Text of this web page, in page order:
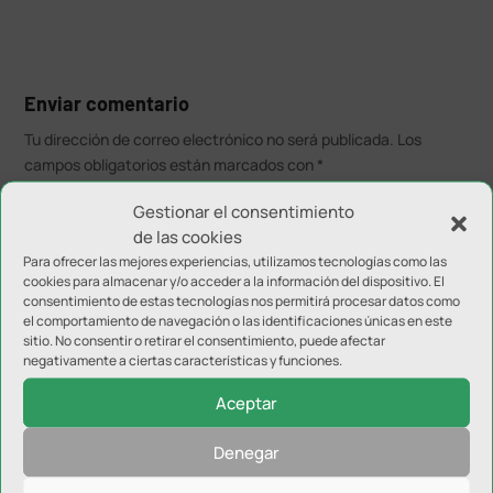
Gestionar el consentimiento
de las cookies
Para ofrecer las mejores experiencias, utilizamos tecnologías como las
cookies para almacenar y/o acceder a la información del dispositivo. El
consentimiento de estas tecnologías nos permitirá procesar datos como
el comportamiento de navegación o las identificaciones únicas en este
sitio. No consentir o retirar el consentimiento, puede afectar
negativamente a ciertas características y funciones.
Aceptar
Denegar
Enviar comentario
Tu dirección de correo electrónico no será publicada. Los
campos obligatorios están marcados con *